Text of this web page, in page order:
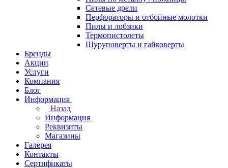
Сетевые дрели
Перфораторы и отбойные молотки
Пилы и лобзики
Термопистолеты
Шуруповерты и гайковерты
Бренды
Акции
Услуги
Компания
Блог
Информация
Назад
Информация
Реквизиты
Магазины
Галерея
Контакты
Сертификаты